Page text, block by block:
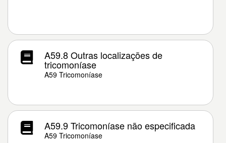
A59.8 Outras localizações de
tricomoníase
A59 Tricomoníase
A59.9 Tricomoníase não especificada
A59 Tricomoníase